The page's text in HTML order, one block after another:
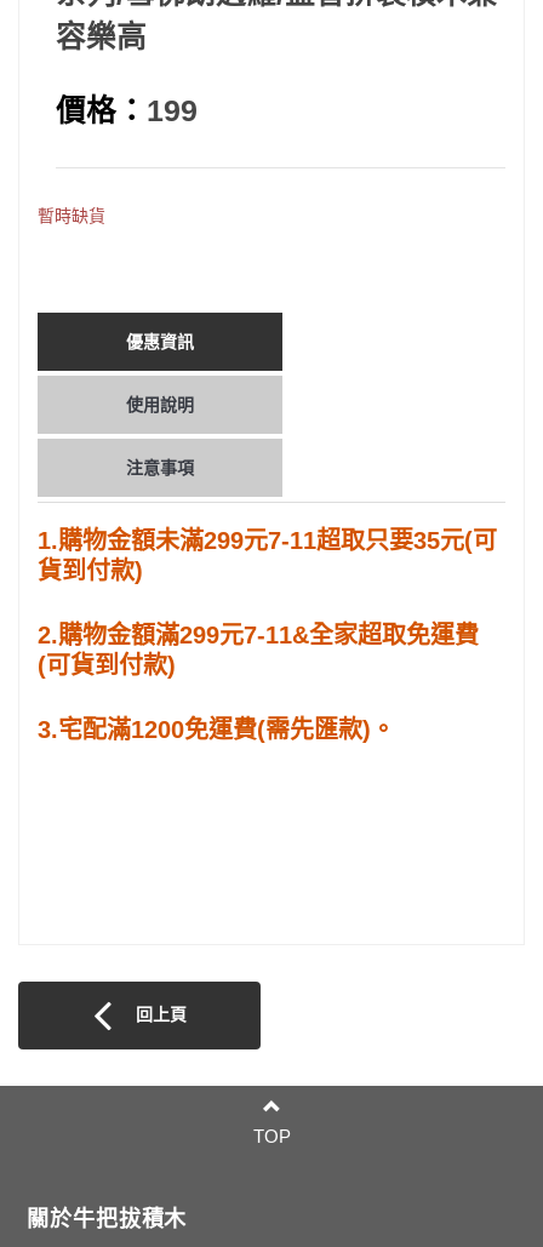
容樂高
價格： 199
暫時缺貨
優惠資訊
使用說明
注意事項
1.購物金額未滿299元7-11超取只要35元(可
貨到付款)
2.購物金額滿299元7-11&全家超取免運費
(可貨到付款)
3.宅配滿1200免運費(需先匯款)。
回上頁
TOP
關於牛把拔積木